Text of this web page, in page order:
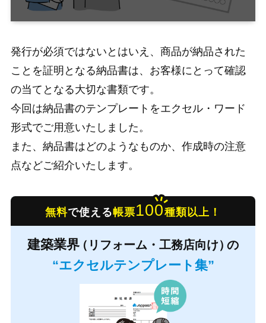
発行が必須ではないとはいえ、商品が納品された
ことを証明となる納品書は、お客様にとって確認
の当てとなる大切な書類です。
今回は納品書のテンプレートをエクセル・ワード
形式でご用意いたしました。
また、納品書はどのようなものか、作成時の注意
点などご紹介いたします。
無料で使える帳票100種類以上！
建築業界（リフォーム・工務店向け）の
“エクセルテンプレート集”